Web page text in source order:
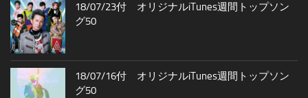
18/07/23付 オリジナルiTunes週間トップソン
グ50
18/07/16付 オリジナルiTunes週間トップソン
グ50